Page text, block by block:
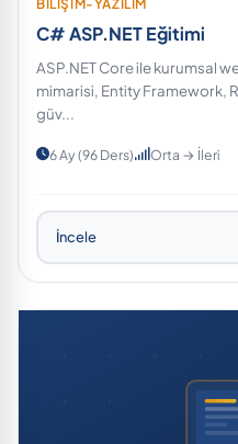
BİLİŞİM-YAZILIM
C# ASP.NET Eğitimi
ASP.NET Core ile kurumsal
mimarisi, Entity Framework,
güv...
6 Ay (96 Ders) Orta → İleri
İncele